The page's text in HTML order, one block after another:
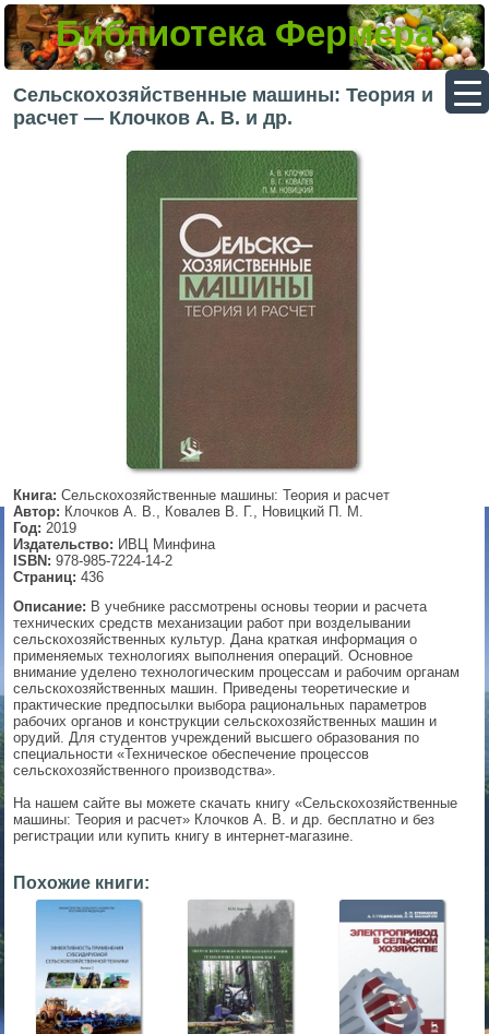
Библиотека Фермера
Сельскохозяйственные машины: Теория и
расчет — Клочков А. В. и др.
Книга: Сельскохозяйственные машины: Теория и расчет
Автор: Клочков А. В., Ковалев В. Г., Новицкий П. М.
Год: 2019
Издательство: ИВЦ Минфина
ISBN: 978-985-7224-14-2
Страниц: 436
Описание: В учебнике рассмотрены основы теории и расчета
технических средств механизации работ при возделывании
сельскохозяйственных культур. Дана краткая информация о
применяемых технологиях выполнения операций. Основное
внимание уделено технологическим процессам и рабочим органам
сельскохозяйственных машин. Приведены теоретические и
практические предпосылки выбора рациональных параметров
рабочих органов и конструкции сельскохозяйственных машин и
орудий. Для студентов учреждений высшего образования по
специальности «Техническое обеспечение процессов
сельскохозяйственного производства».
На нашем сайте вы можете скачать книгу «Сельскохозяйственные
машины: Теория и расчет» Клочков А. В. и др. бесплатно и без
регистрации или купить книгу в интернет-магазине.
Похожие книги:
▼
▼
▼
▼